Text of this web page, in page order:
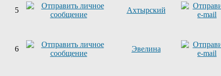
5 Ахтырский
6 Эвелина